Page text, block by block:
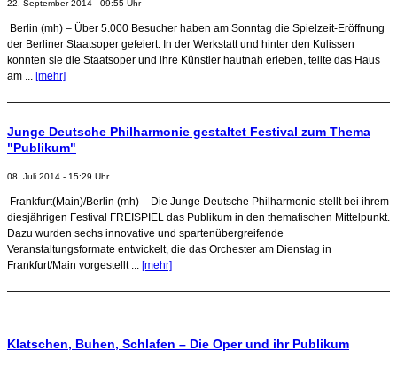
22. September 2014 - 09:55 Uhr
Berlin (mh) – Über 5.000 Besucher haben am Sonntag die Spielzeit-Eröffnung
der Berliner Staatsoper gefeiert. In der Werkstatt und hinter den Kulissen
konnten sie die Staatsoper und ihre Künstler hautnah erleben, teilte das Haus
am ... [mehr]
Junge Deutsche Philharmonie gestaltet Festival zum Thema
"Publikum"
08. Juli 2014 - 15:29 Uhr
Frankfurt(Main)/Berlin (mh) – Die Junge Deutsche Philharmonie stellt bei ihrem
diesjährigen Festival FREISPIEL das Publikum in den thematischen Mittelpunkt.
Dazu wurden sechs innovative und spartenübergreifende
Veranstaltungsformate entwickelt, die das Orchester am Dienstag in
Frankfurt/Main vorgestellt ... [mehr]
Klatschen, Buhen, Schlafen – Die Oper und ihr Publikum